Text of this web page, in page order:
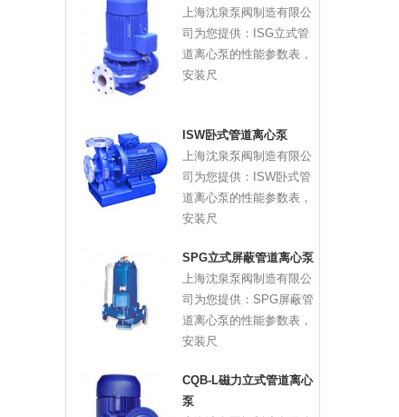
上海沈泉泵阀制造有限公
司为您提供：ISG立式管
道离心泵的性能参数表，
安装尺
ISW卧式管道离心泵
上海沈泉泵阀制造有限公
司为您提供：ISW卧式管
道离心泵的性能参数表，
安装尺
SPG立式屏蔽管道离心泵
上海沈泉泵阀制造有限公
司为您提供：SPG屏蔽管
道离心泵的性能参数表，
安装尺
CQB-L磁力立式管道离心
泵